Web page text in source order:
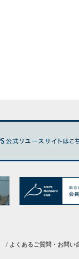
よくあるご質問・お問い